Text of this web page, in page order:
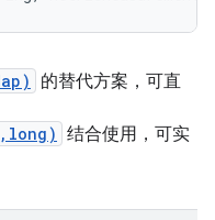
的替代方案，可直
结合使用，可实